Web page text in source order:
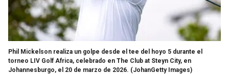
Phil Mickelson realiza un golpe desde el tee del hoyo 5 durante el
torneo LIV Golf Africa, celebrado en The Club at Steyn City, en
Johannesburgo, el 20 de marzo de 2026. (JohanGetty Images)